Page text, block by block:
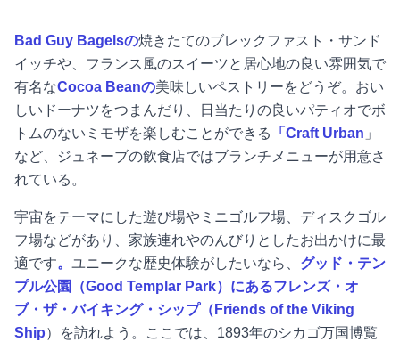
Bad Guy Bagelsの焼きたてのブレックファスト・サンド
イッチや、フランス風のスイーツと居心地の良い雰囲気で
有名なCocoa Beanの美味しいペストリーをどうぞ。おい
しいドーナツをつまんだり、日当たりの良いパティオでボ
トムのないミモザを楽しむことができる
「Craft Urban 」
など、ジュネーブの飲食店ではブランチメニューが用意さ
れている。
宇宙をテーマにした遊び場やミニゴルフ場、ディスクゴル
フ場などがあり、家族連れやのんびりとしたお出かけに最
適です。 ユニークな歴史体験がしたいなら、 グッド・テン
プル公園（Good Templar Park）にあるフレンズ・オ
ブ・ザ・バイキング・シップ（Friends of the Viking
Ship）を訪れよう。ここでは、1893年のシカゴ万国博覧